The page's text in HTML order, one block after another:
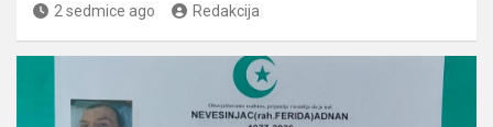
2 sedmice ago Redakcija